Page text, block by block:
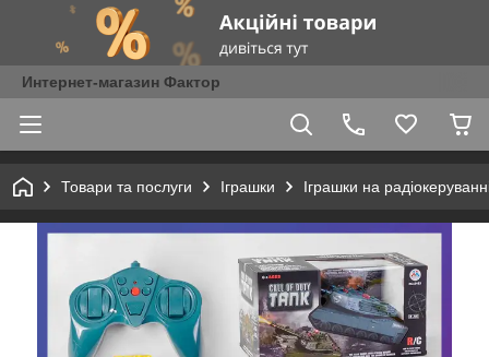
Интернет-магазин Фактор
Товари та послуги Іграшки Іграшки на